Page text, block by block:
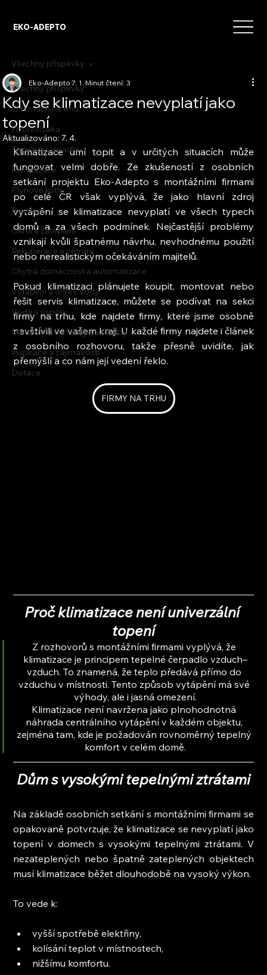
EKO-ADEPTO
Všechny příspěvky
O firmách na trhu
Fotovoltaika
Tepelná čerpadla
Klimatizace
Plynové kotle
Biomasa
Okna a zateplení
Rekuperace a větrání
Chytrá domácnost a automatizace
Vytápění a ohřev vody
Voda a úspory
Moderní technologie a stavby
Inspirace a zajímavosti
Dotace
Všechny příspěvky
Kdy se klimatizace nevyplatí jako
topení
Eko-Adepto7. 1.Minut čtení: 3
Aktualizováno:7. 4.
Klimatizace umí topit a v určitých situacích může
fungovat velmi dobře. Ze zkušeností z osobních
setkání projektu Eko-Adepto s montážními firmami
po celé ČR však vyplývá, že jako hlavní zdroj
vytápění se klimatizace nevyplatí ve všech typech
domů a za všech podmínek. Nejčastější problémy
vznikají kvůli špatnému návrhu, nevhodnému použití
nebo nerealistickým očekáváním majitelů.
Pokud klimatizaci plánujete koupit, montovat nebo
řešit servis klimatizace, můžete se podívat na sekci
firmy na trhu, kde najdete firmy, které jsme osobně
navštívili ve vašem kraji. U každé firmy najdete i článek
z osobního rozhovoru, takže přesně uvidíte, jak
přemýšlí a co nám její vedení řeklo.
FIRMY NA TRHU
Proč klimatizace není univerzální
topení
Z rozhovorů s montážními firmami vyplývá, že
klimatizace je principem tepelné čerpadlo vzduch–
vzduch. To znamená, že teplo předává přímo do
vzduchu v místnosti. Tento způsob vytápění má své
výhody, ale i jasná omezení.
Klimatizace není navržena jako plnohodnotná
náhrada centrálního vytápění v každém objektu,
zejména tam, kde je požadován rovnoměrný tepelný
komfort v celém domě.
Dům s vysokými tepelnými ztrátami
Na základě osobních setkání s montážními firmami se
opakovaně potvrzuje, že klimatizace se nevyplatí jako
topení v domech s vysokými tepelnými ztrátami. V
nezateplených nebo špatně zateplených objektech
musí klimatizace běžet dlouhodobě na vysoký výkon.
To vede k:
vyšší spotřebě elektřiny,
kolísání teplot v místnostech,
nižšímu komfortu.